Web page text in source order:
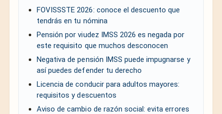
FOVISSSTE 2026: conoce el descuento que
tendrás en tu nómina
Pensión por viudez IMSS 2026 es negada por
este requisito que muchos desconocen
Negativa de pensión IMSS puede impugnarse y
así puedes defender tu derecho
Licencia de conducir para adultos mayores:
requisitos y descuentos
Aviso de cambio de razón social: evita errores